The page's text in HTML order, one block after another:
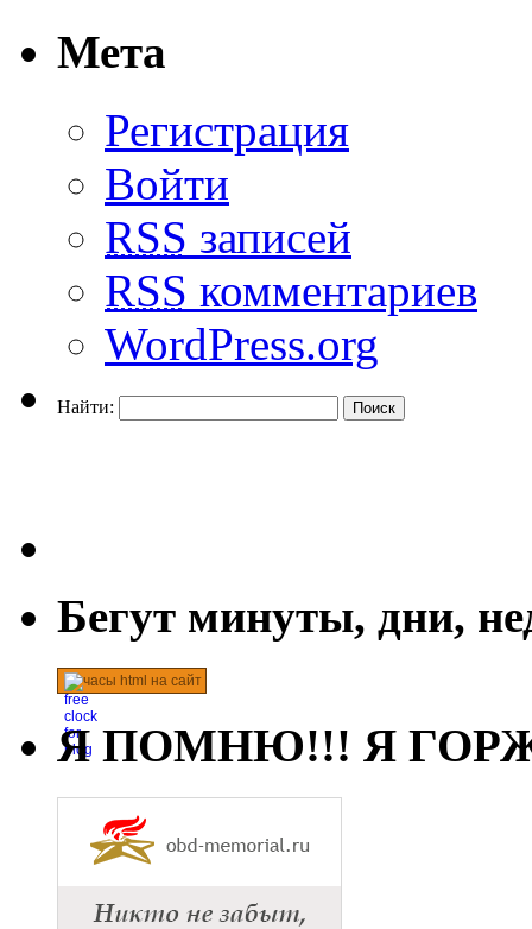
Мета
Регистрация
Войти
RSS записей
RSS комментариев
WordPress.org
Найти:
Бегут минуты, дни,
часы html на сайт
Я ПОМНЮ!!! Я